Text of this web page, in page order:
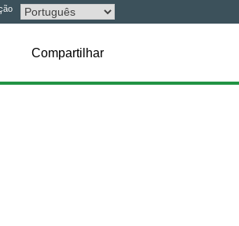
Compartilhar